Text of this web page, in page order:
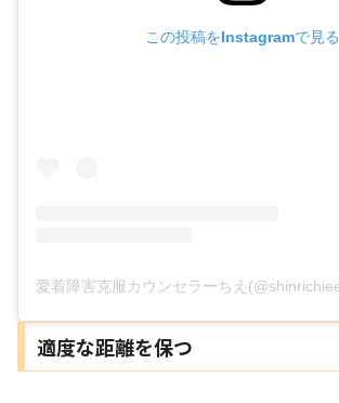
この投稿をInstagramで見る
適度な距離を保つ